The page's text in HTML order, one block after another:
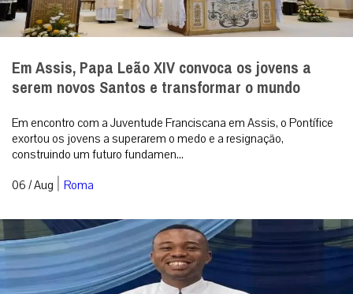
Em Assis, Papa Leão XIV convoca os jovens a
serem novos Santos e transformar o mundo
Em encontro com a Juventude Franciscana em Assis, o Pontífice
exortou os jovens a superarem o medo e a resignação,
construindo um futuro fundamen...
06 / Aug | Roma